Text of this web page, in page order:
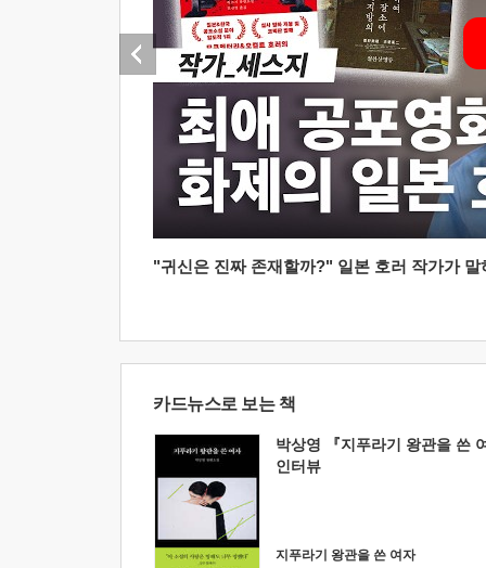
"귀신은 진짜 존재할까?" 일본 호러 작가가
카드뉴스로 보는 책
박상영 『지푸라기 왕관을 쓴
인터뷰
지푸라기 왕관을 쓴 여자